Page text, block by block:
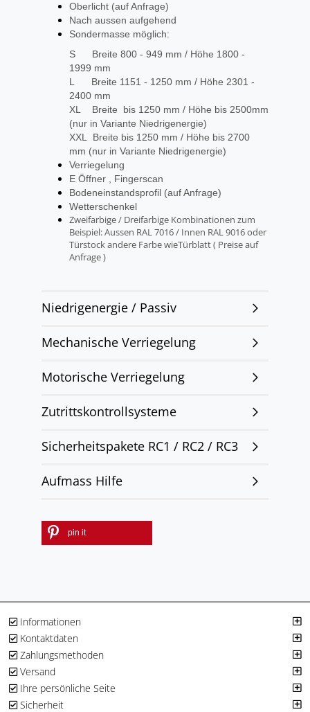
Oberlicht (auf Anfrage)
Nach aussen aufgehend
Sondermasse möglich:
S Breite 800 - 949 mm / Höhe 1800 -
1999 mm
L Breite 1151 - 1250 mm / Höhe 2301 -
2400 mm
XL Breite bis 1250 mm / Höhe bis 2500mm
(nur in Variante Niedrigenergie)
XXL Breite bis 1250 mm / Höhe bis 2700
mm (nur in Variante Niedrigenergie)
Verriegelung
E Öffner , Fingerscan
Bodeneinstandsprofil (auf Anfrage)
Wetterschenkel
Zweifarbige / Dreifarbige Kombinationen zum
Beispiel: Aussen RAL 7016 / Innen RAL 9016 oder
Türstock andere Farbe wieTürblatt ( Preise auf
Anfrage )
Niedrigenergie / Passiv
Mechanische Verriegelung
Motorische Verriegelung
Zutrittskontrollsysteme
Sicherheitspakete RC1 / RC2 / RC3
Aufmass Hilfe
pin it
Informationen
Kontaktdaten
Zahlungsmethoden
Versand
Ihre persönliche Seite
Sicherheit